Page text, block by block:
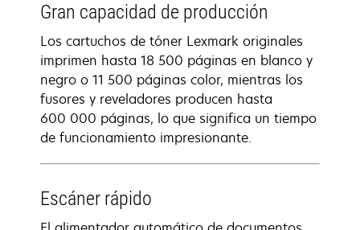
Gran capacidad de producción
Los cartuchos de tóner Lexmark originales
imprimen hasta 18 500 páginas en blanco y
negro o 11 500 páginas color, mientras los
fusores y reveladores producen hasta
600 000 páginas, lo que significa un tiempo
de funcionamiento impresionante.
Escáner rápido